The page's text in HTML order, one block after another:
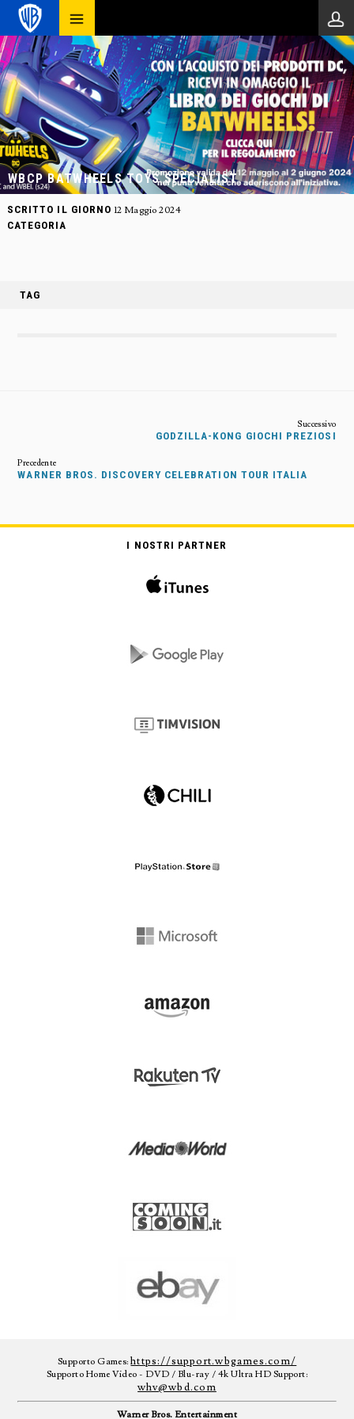
WBCP BATWHEELS TOYS SPECIALIST
SCRITTO IL GIORNO 12 Maggio 2024
CATEGORIA
TAG
GODZILLA-KONG GIOCHI PREZIOSI
WARNER BROS. DISCOVERY CELEBRATION TOUR ITALIA
I NOSTRI PARTNER
Supporto Games:https://support.wbgames.com/
Supporto Home Video - DVD / Blu-ray / 4k Ultra HD Support:
whv@wbd.com
Warner Bros. Entertainment